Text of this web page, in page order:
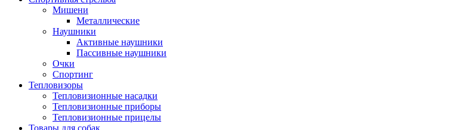
Мишени
Металлические
Наушники
Активные наушники
Пассивные наушники
Очки
Спортинг
Тепловизоры
Тепловизионные насадки
Тепловизионные приборы
Тепловизионные прицелы
Товары для собак